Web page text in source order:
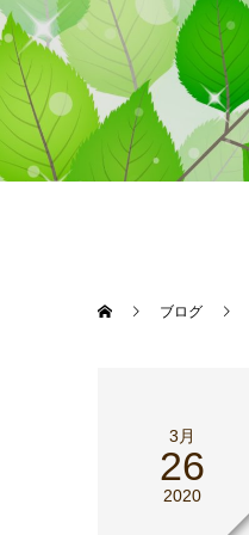
ブログ
3月
26
2020